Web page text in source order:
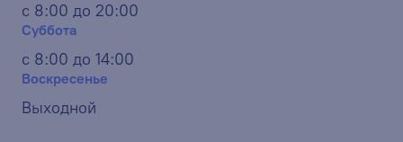
с 8:00 до 20:00
Суббота
с 8:00 до 14:00
Воскресенье
Выходной